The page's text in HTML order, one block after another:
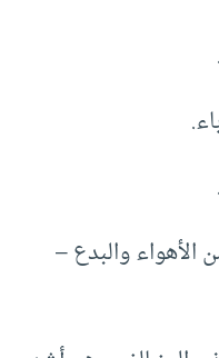
الأهواء والبدع –